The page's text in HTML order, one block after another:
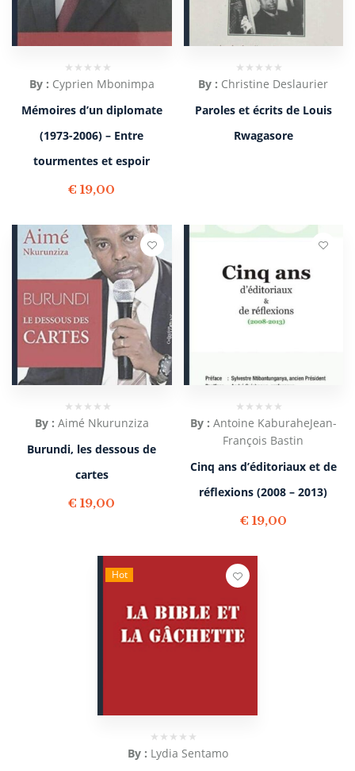
By : Cyprien Mbonimpa
Mémoires d’un diplomate
(1973-2006) – Entre
tourmentes et espoir
€ 19,00
By : Christine Deslaurier
Paroles et écrits de Louis
Rwagasore
By : Aimé Nkurunziza
Burundi, les dessous de
cartes
€ 19,00
By : Antoine KaburaheJean-
François Bastin
Cinq ans d’éditoriaux et de
réflexions (2008 – 2013)
€ 19,00
Hot
By : Lydia Sentamo